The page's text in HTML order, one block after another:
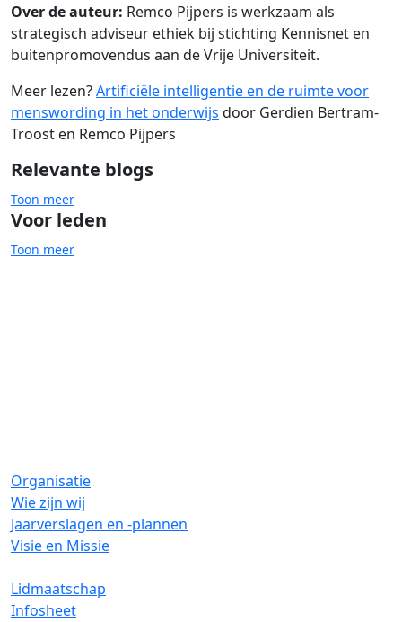
Over de auteur: Remco Pijpers is werkzaam als
strategisch adviseur ethiek bij stichting Kennisnet en
buitenpromovendus aan de Vrije Universiteit.
Meer lezen?Artificiële intelligentie en de ruimte voor
menswording in het onderwijs door Gerdien Bertram-
Troost en Remco Pijpers
Relevante blogs
Toon meer
Voor leden
Toon meer
Organisatie
Wie zijn wij
Jaarverslagen en -plannen
Visie en Missie
Lidmaatschap
Infosheet